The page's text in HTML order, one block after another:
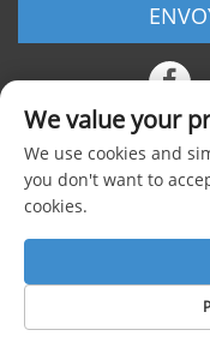
Copyright © 2025
We value your
We use cookies and
you don't want to
cookies.